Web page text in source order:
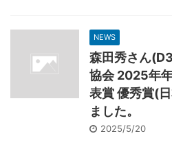
NEWS
森田秀さん
協会 2025年
表賞 優秀賞(
ました。
2025/5/20